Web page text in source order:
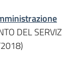
DEL